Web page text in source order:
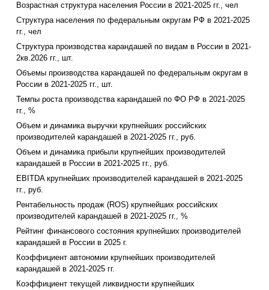
Возрастная структура населения России в 2021-2025 гг., чел
Структура населения по федеральным округам РФ в 2021-2025
гг., чел
Структура производства карандашей по видам в России в 2021-
2кв.2026 гг., шт.
Объемы производства карандашей по федеральным округам в
России в 2021-2025 гг., шт.
Темпы роста производства карандашей по ФО РФ в 2021-2025
гг., %
Объем и динамика выручки крупнейших российских
производителей карандашей в 2021-2025 гг., руб.
Объем и динамика прибыли крупнейших производителей
карандашей в России в 2021-2025 гг., руб.
EBITDA крупнейших производителей карандашей в 2021-2025
гг., руб.
Рентабельность продаж (ROS) крупнейших российских
производителей карандашей в 2021-2025 гг., %
Рейтинг финансового состояния крупнейших производителей
карандашей в России в 2025 г.
Коэффициент автономии крупнейших производителей
карандашей в 2021-2025 гг.
Коэффициент текущей ликвидности крупнейших